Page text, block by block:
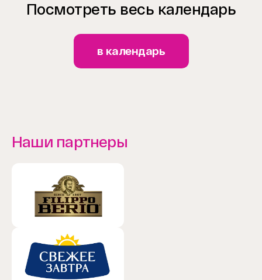
Посмотреть весь календарь
в календарь
Наши партнеры